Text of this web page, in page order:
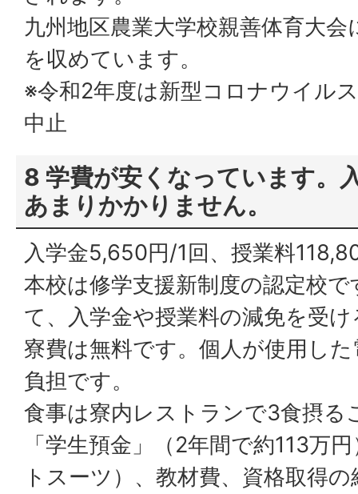
九州地区農業大学校親善体育大
を収めています。
※令和2年度は新型コロナウイル
中止
8 学費が安くなっています。
あまりかかりません。
入学金5,650円/1回、授業料
本校は修学支援新制度の認定校
て、入学金や授業料の減免を受
寮費は無料です。個人が使用し
負担です。
食事は寮内レストランで3食摂る
「学生預金」（2年間で約113万
トスーツ）、教材費、資格取得